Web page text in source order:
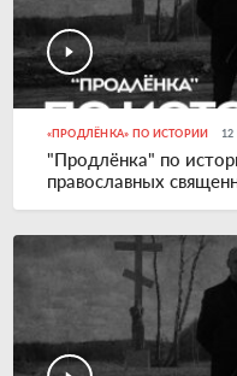
«ПРОДЛЁНКА» ПО ИСТОРИИ
"Продлёнка" по
православных